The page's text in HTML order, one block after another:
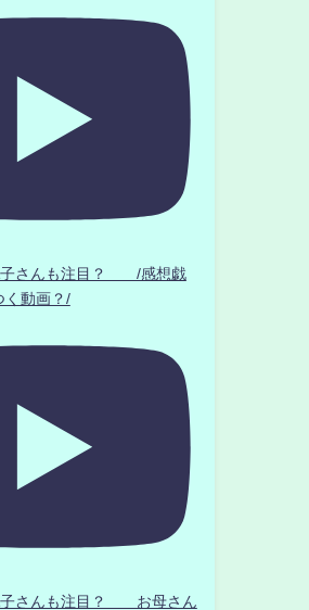
子さんも注目？ /感想戯
く動画？/
子さんも注目？ お母さん